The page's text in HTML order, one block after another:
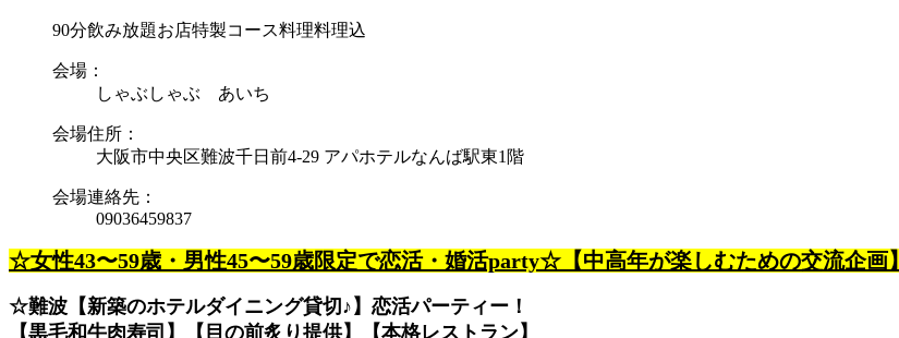
90分飲み放題お店特製コース料理料理込
会場：
しゃぶしゃぶ あいち
会場住所：
大阪市中央区難波千日前4-29 アパホテルなんば駅東1階
会場連絡先：
09036459837
☆女性43〜59歳・男性45〜59歳限定で恋活・婚活party☆【中高年が楽しむための交流企画】
☆難波【新築のホテルダイニング貸切♪】恋活パーティー！
【黒毛和牛肉寿司】【目の前炙り提供】【本格レストラン】